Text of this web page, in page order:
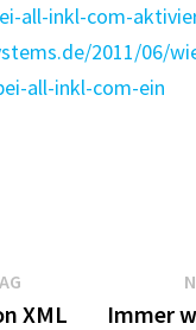
all-inkl-com-
2011/06/
all-inkl-com-ein
Vorheriger
Beitrag:
XML
Immer